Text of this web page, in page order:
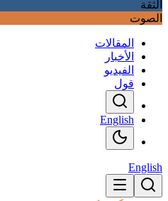
الثقة
الصوت
المقالات
الأخبار
الفيديو
قول
English
English